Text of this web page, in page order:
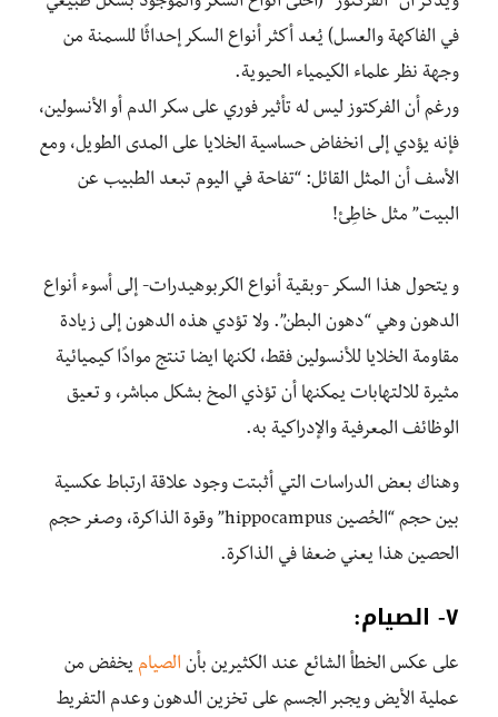
في الفاكهة والعسل) يُعد أكثر أنواع السكر إحداثًا للسمنة من
وجهة نظر علماء الكيمياء الحيوية.
ورغم أن الفركتوز ليس له تأثير فوري على سكر الدم أو الأنسولين،
فإنه يؤدي إلى انخفاض حساسية الخلايا على المدى الطويل، ومع
الأسف أن المثل القائل: “تفاحة في اليوم تبعد الطبيب عن
البيت” مثل خاطِئ!
و يتحول هذا السكر -وبقية أنواع الكربوهيدرات- إلى أسوء أنواع
الدهون وهي “دهون البطن”. ولا تؤدي هذه الدهون إلى زيادة
مقاومة الخلايا للأنسولين فقط، لكنها ايضا تنتج موادًا كيميائية
مثيرة للالتهابات يمكنها أن تؤذي المخ بشكل مباشر، و تعيق
الوظائف المعرفية والإدراكية به.
وهناك بعض الدراسات التي أثبتت وجود علاقة ارتباط عكسية
بين حجم “الحُصين hippocampus” وقوة الذاكرة، وصغر حجم
الحصين هذا يعني ضعفا في الذاكرة.
٧- الصيام:
على عكس الخطأ الشائع عند الكثيرين بأن الصيام يخفض من
عملية الأيض ويجبر الجسم على تخزين الدهون وعدم التفريط